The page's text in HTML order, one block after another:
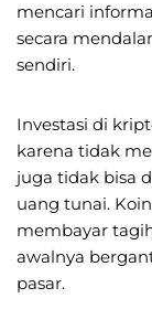
mencari
secara
sendiri.
Investasi di
karena tidak
juga tidak bisa
uang tunai.
membayar
awalnya
pasar.